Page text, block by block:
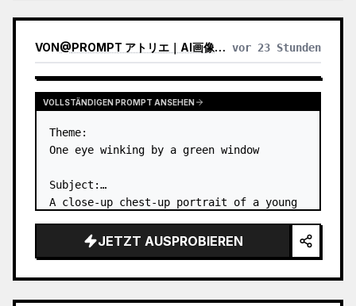
VON@PROMPT アトリエ｜AI画像プロンプト vor 23 Stunden
VOLLSTÄNDIGEN PROMPT ANSEHEN
Theme:
One eye winking by a green window
Subject:
A close-up chest-up portrait of a young
leaning her cheek on one hand and
smiling with one eye closed at a wooden
JETZT AUSPROBIEREN